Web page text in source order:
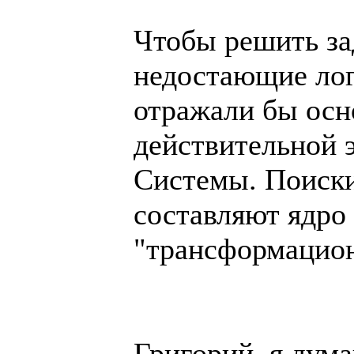
Чтобы решить
недостающие
отражали бы
Системы.
составляют